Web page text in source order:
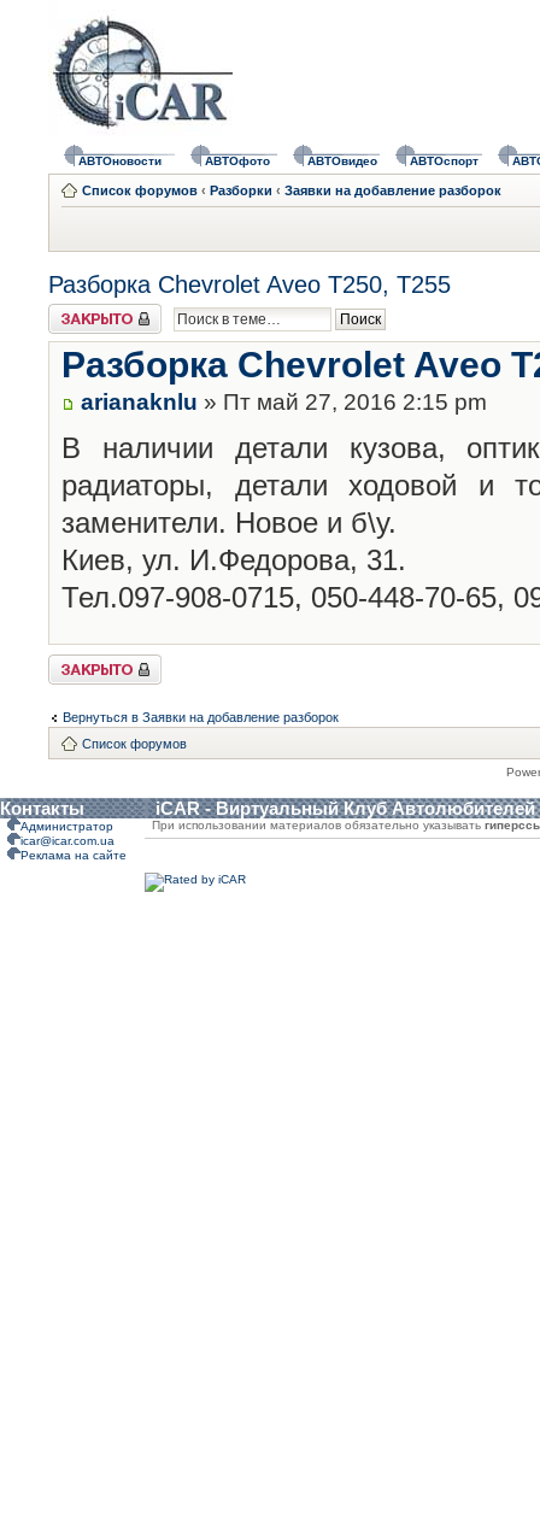
АВТОновости АВТОфото АВТОвидео АВТОспорт
Список форумов ‹ Разборки ‹ Заявки на добавление разборок
Разборка Chevrolet Aveo T250, T255
Закрыто
Разборка Chevrolet Aveo
arianaknlu » Пт май 27, 2016 2:15 pm
В наличии детали кузова,
радиаторы, детали ходовой и
заменители. Новое и б\у.
Киев, ул. И.Федорова, 31.
Тел.097-908-0715, 050-448-70-65,
Закрыто
Вернуться в Заявки на добавление разборок
Список форумов
Контакты iCAR - Виртуальный Клуб Автолюбителей
Администратор
icar@icar.com.ua
Реклама на сайте
При использовании материалов обязательно указывать